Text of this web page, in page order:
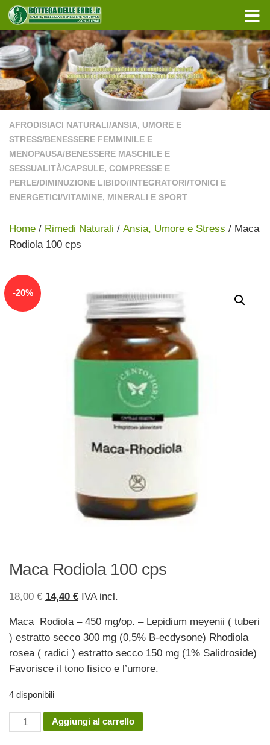
Sotto il contenuto
AFRODISIACI NATURALI/ANSIA, UMORE E
STRESS/BENESSERE FEMMINILE E
MENOPAUSA/BENESSERE MASCHILE E
SESSUALITÀ/CAPSULE, COMPRESSE E
PERLE/DIMINUZIONE LIBIDO/INTEGRATORI/TONICI E
ENERGETICI/VITAMINE, MINERALI E SPORT
Home / Rimedi Naturali / Ansia, Umore e Stress / Maca
Rodiola 100 cps
-20% In offerta!
Maca Rodiola 100 cps
18,00€ Il
originale
era:
18,00 €.
14,40 €Il
attuale
è:
14,40 €.
IVA incl.
Maca Rodiola – 450 mg/op. – Lepidium meyenii ( tuberi
) estratto secco 300 mg (0,5% B-ecdysone) Rhodiola
rosea ( radici ) estratto secco 150 mg (1% Salidroside)
Favorisce il tono fisico e l’umore.
4 disponibili
Maca
Rodiola
Aggiungi al carrello